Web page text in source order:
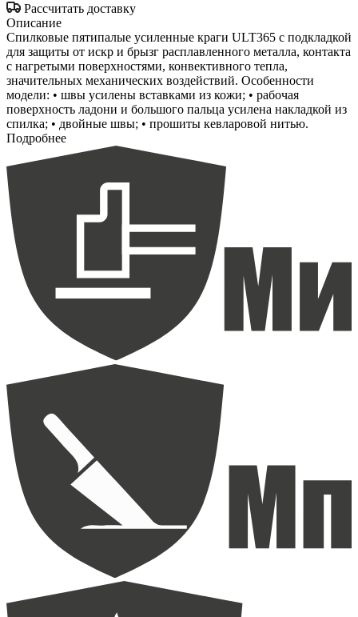
Рассчитать доставку
Описание
Спилковые пятипалые усиленные краги ULT365 с подкладкой
для защиты от искр и брызг расплавленного металла, контакта
с нагретыми поверхностями, конвективного тепла,
значительных механических воздействий. Особенности
модели: • швы усилены вставками из кожи; • рабочая
поверхность ладони и большого пальца усилена накладкой из
спилка; • двойные швы; • прошиты кевларовой нитью.
Подробнее